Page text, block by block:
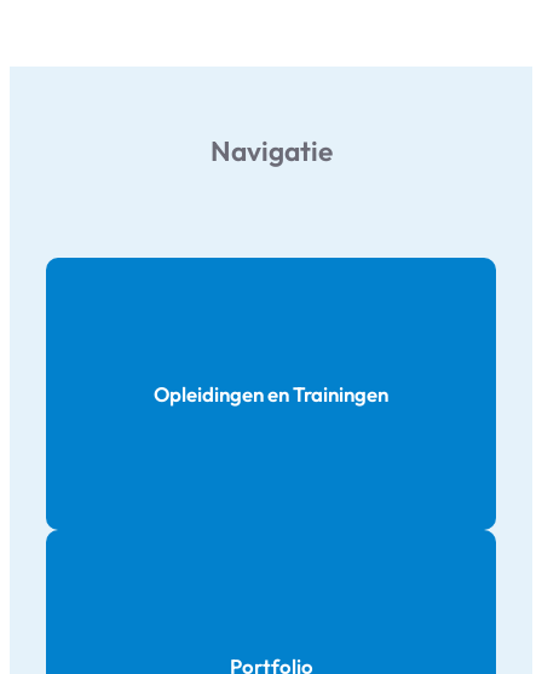
Navigatie
Opleidingen en Trainingen
Portfolio